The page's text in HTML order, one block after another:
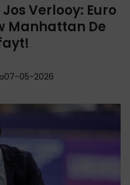
Verlooy: Euro
Manhattan De
07-05-2026